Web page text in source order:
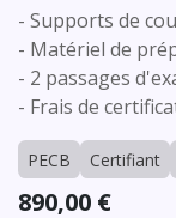
- Supports de
- Matériel de
- 2 passages
- Frais de
PECB Certifiant
890,00 €